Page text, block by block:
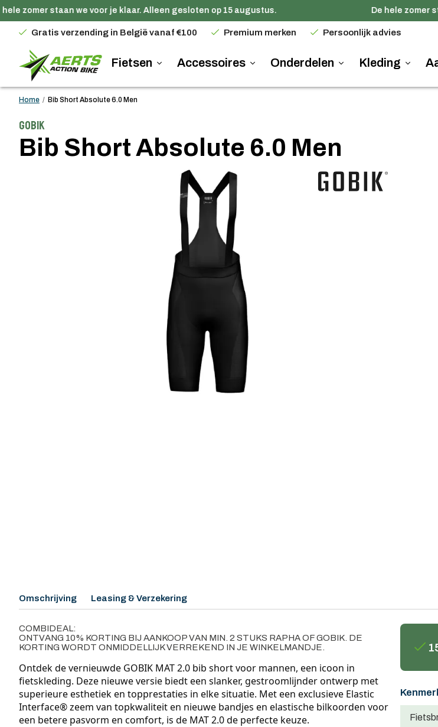
zomer staan we voor je klaar. Alleen gesloten op 15 augustus. De hele zomer
Gratis verzending in België vanaf €100 Premium merken Persoonlijk advies
Fietsen Accessoires Onderdelen Kleding
Home / Bib Short Absolute 6.0 Men
Gobik
Bib Short Absolute 6.0 Men
Omschrijving Leasing & Verzekering
COMBIDEAL:
ONTVANG 10% KORTING BIJ AANKOOP VAN MIN. 2 STUKS RAPHA OF GOBIK. DE
KORTING WORDT ONMIDDELLIJK VERREKEND IN JE WINKELMANDJE.
Ontdek de vernieuwde GOBIK MAT 2.0 bib short voor mannen, een icoon in
fietskleding. Deze nieuwe versie biedt een slanker, gestroomlijnder ontwerp met
superieure esthetiek en topprestaties in elke situatie. Met een exclusieve Elastic
Interface® zeem van topkwaliteit en nieuwe bandjes en elastische bilkoorden voor
een betere pasvorm en comfort, is de MAT 2.0 de perfecte keuze.